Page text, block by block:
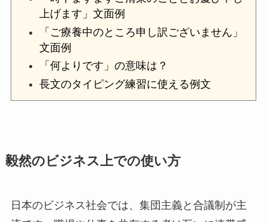
上げます」文面例
「ご療養中のところ申し訳ございません」
文面例
「何よりです」の意味は？
長文のタイピング練習に使える例文
毅然のビジネス上での使い方
日本のビジネス社会では、集団主義と合議制が主